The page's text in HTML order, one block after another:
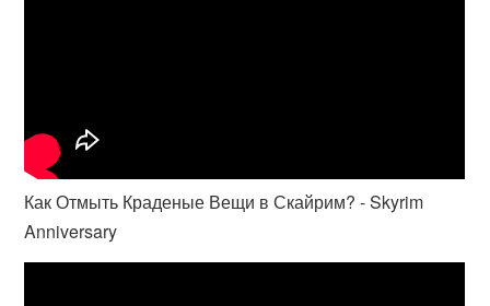
Как Отмыть Краденые Вещи в Скайрим? - Skyrim
Anniversary